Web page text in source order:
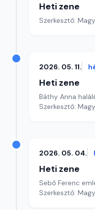
Heti zene
Szerkesztő:
2026. 05. 11.
Heti zene
Báthy Anna
Szerkesztő:
2026. 05. 04.
Heti zene
Sebő Ferenc
Szerkesztő: